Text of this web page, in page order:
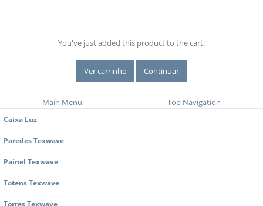
You've just added this product to the cart:
Ver carrinho Continuar
Main Menu Top Navigation
Caixa Luz
Paredes Texwave
Painel Texwave
Totens Texwave
Torres Texwave